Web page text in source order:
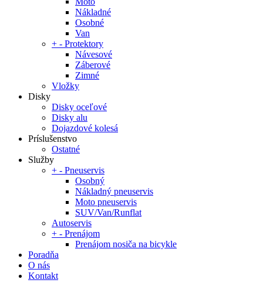
Nákladné
Osobné
Van
+ - Protektory
Návesové
Záberové
Zimné
Vložky
Disky
Disky oceľové
Disky alu
Dojazdové kolesá
Príslušenstvo
Ostatné
Služby
+ - Pneuservis
Osobný
Nákladný pneuservis
Moto pneuservis
SUV/Van/Runflat
Autoservis
+ - Prenájom
Prenájom nosiča na bicykle
Poradňa
O nás
Kontakt